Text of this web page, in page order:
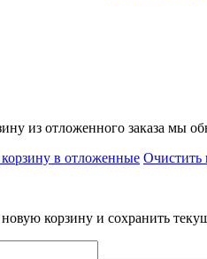
из отложенного заказа мы
в отложенные Очистить
корзину и сохранить